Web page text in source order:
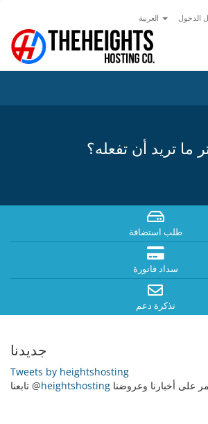
الدخول
ما تريد أن تفعله؟
طلب استضافة
سداد فاتورة
تذكرة دعم
جديدنا
Tweets by heightshosting
تابعنا @heightshosting على أخبارنا وعروضنا